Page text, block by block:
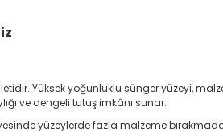
Yüksek yoğunluklu sünger yüzeyi,
ve dengeli tutuş imkânı sunar.
yüzeylerde fazla malzeme